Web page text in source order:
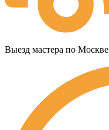
Выезд мастера по